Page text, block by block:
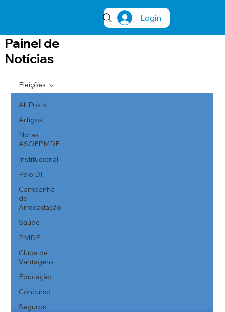
Login
Painel de
Notícias
All Posts
Artigos
Notas
ASOFPMDF
Institucional
Pelo DF
Campanha
de
Arrecadação
Saúde
PMDF
Clube de
Vantagens
Educação
Concurso
Seguros
Eleições